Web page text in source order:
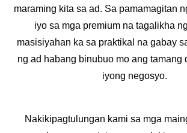
maraming kita sa ad. Sa pamamagitan
iyo sa mga premium na tagalikha
masisiyahan ka sa praktikal na gabay
ng ad habang binubuo mo ang tamang
iyong negosyo.
Nakikipagtulungan kami sa mga